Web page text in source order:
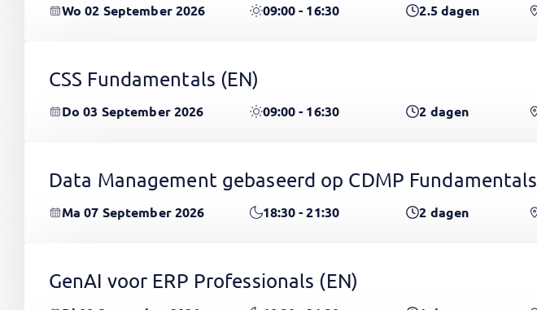
Wo 02 September 2026 09:00 - 16:30 2.5dagen
CSS Fundamentals (EN)
Do 03 September 2026 09:00 - 16:30 2 dagen
Data Management gebaseerd op CDMP Fundamentals
Ma 07 September 2026 18:30 - 21:30 2 dagen
GenAI voor ERP Professionals (EN)